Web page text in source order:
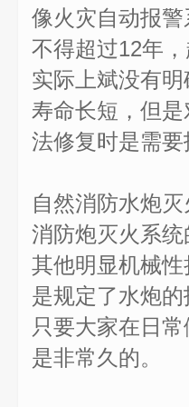
像火灾自动报
不得超过12年
实际上斌没有
寿命长短，但
法修复时是需
自然消防水炮
消防炮灭火系
其他明显机械
是规定了水炮
只要大家在日
是非常久的。